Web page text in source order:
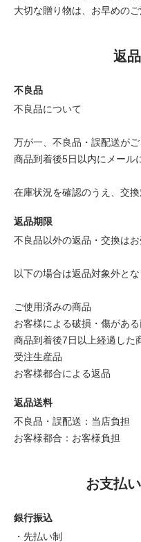
大切な贈り物は、お早めの
返
不良品
不良品について
万が一、不良品・誤配送がご
商品到着後5日以内にメール
在庫状況を確認のうえ、交
返品期限
不良品以外の返品・交換はお
以下の場合は返品対象外とな
ご使用済みの商品
お客様による破損・傷があ
商品到着後7日以上経過した
受注生産品
お客様都合による返品
返品送料
不良品・誤配送：当店負担
お客様都合：お客様負担
お支払
銀行振込
・先払い制